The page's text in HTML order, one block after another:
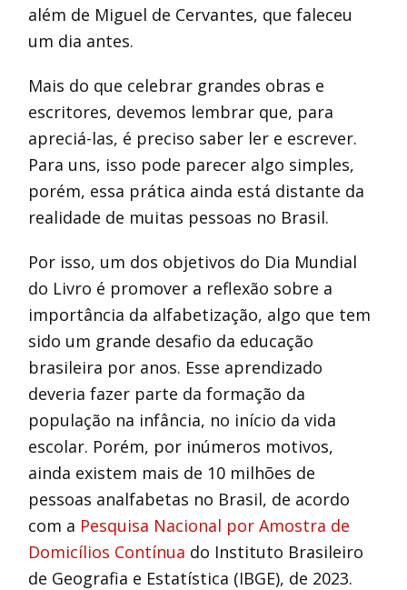
além de Miguel de Cervantes, que faleceu
um dia antes.
Mais do que celebrar grandes obras e
escritores, devemos lembrar que, para
apreciá-las, é preciso saber ler e escrever.
Para uns, isso pode parecer algo simples,
porém, essa prática ainda está distante da
realidade de muitas pessoas no Brasil.
Por isso, um dos objetivos do Dia Mundial
do Livro é promover a reflexão sobre a
importância da alfabetização, algo que tem
sido um grande desafio da educação
brasileira por anos. Esse aprendizado
deveria fazer parte da formação da
população na infância, no início da vida
escolar. Porém, por inúmeros motivos,
ainda existem mais de 10 milhões de
pessoas analfabetas no Brasil, de acordo
com a Pesquisa Nacional por Amostra de
Domicílios Contínua do Instituto Brasileiro
de Geografia e Estatística (IBGE), de 2023.